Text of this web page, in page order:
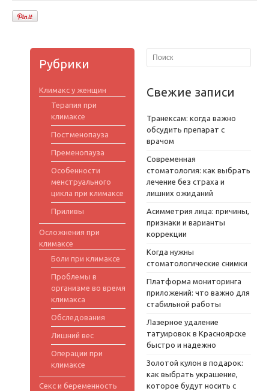
Рубрики
Климакс у женщин
Терапия при
климаксе
Постменопауза
Пременопауза
Особенности
менструального
цикла при климаксе
Приливы
Осложнения при
климаксе
Боли при климаксе
Проблемы в
организме во время
климакса
Обследования
Лишний вес
Операции при
климаксе
Секс и беременность
Свежие записи
Транексам: когда важно
обсудить препарат с
врачом
Современная
стоматология: как выбрать
лечение без страха и
лишних ожиданий
Асимметрия лица: причины,
признаки и варианты
коррекции
Когда нужны
стоматологические снимки
Платформа мониторинга
приложений: что важно для
стабильной работы
Лазерное удаление
татуировок в Красноярске
быстро и надежно
Золотой кулон в подарок:
как выбрать украшение,
которое будут носить с